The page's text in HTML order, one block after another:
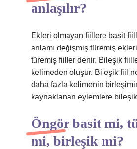
anlaşılır?
Ekleri olmayan fiillere basit
anlamı değişmiş türemiş
türemiş fiiller denir. Bileşik
kelimeden oluşur. Bileşik fiil
daha fazla kelimenin
kaynaklanan eylemlere
Öngör basit mi,
mi, birleşik mi?